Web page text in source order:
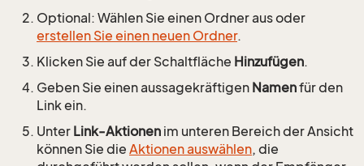
Optional: Wählen Sie einen Ordner aus oder
erstellen Sie einen neuen Ordner.
Klicken Sie auf der Schaltfläche Hinzufügen.
Geben Sie einen aussagekräftigen Namenfür den
Link ein.
Unter Link-Aktionen im unteren Bereich der Ansicht
können Sie die Aktionen auswählen, die